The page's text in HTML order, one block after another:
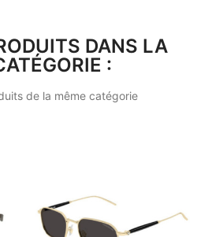
DANS LA
:
de la même catégorie